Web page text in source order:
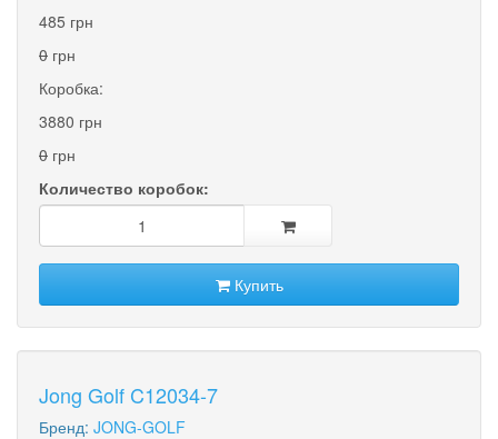
485 грн
0 грн
Коробка:
3880 грн
0 грн
Количество коробок:
Купить
Jong Golf C12034-7
Бренд: JONG-GOLF